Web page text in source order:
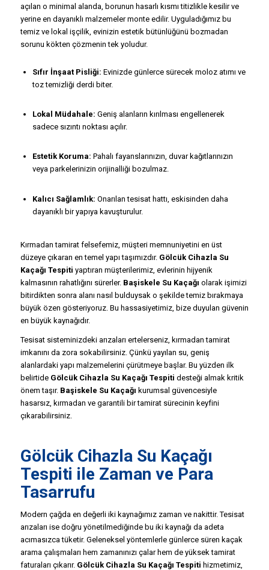
açılan o minimal alanda, borunun hasarlı kısmı titizlikle kesilir ve
yerine en dayanıklı malzemeler monte edilir. Uyguladığımız bu
temiz ve lokal işçilik, evinizin estetik bütünlüğünü bozmadan
sorunu kökten çözmenin tek yoludur.
Sıfır İnşaat Pisliği: Evinizde günlerce sürecek moloz atımı ve
toz temizliği derdi biter.
Lokal Müdahale: Geniş alanların kırılması engellenerek
sadece sızıntı noktası açılır.
Estetik Koruma: Pahalı fayanslarınızın, duvar kağıtlarınızın
veya parkelerinizin orijinalliği bozulmaz.
Kalıcı Sağlamlık: Onarılan tesisat hattı, eskisinden daha
dayanıklı bir yapıya kavuşturulur.
Kırmadan tamirat felsefemiz, müşteri memnuniyetini en üst
düzeye çıkaran en temel yapı taşımızdır. Gölcük Cihazla Su
Kaçağı Tespiti yaptıran müşterilerimiz, evlerinin hijyenik
kalmasının rahatlığını sürerler. Başiskele Su Kaçağı olarak işimizi
bitirdikten sonra alanı nasıl bulduysak o şekilde temiz bırakmaya
büyük özen gösteriyoruz. Bu hassasiyetimiz, bize duyulan güvenin
en büyük kaynağıdır.
Tesisat sisteminizdeki arızaları ertelerseniz, kırmadan tamirat
imkanını da zora sokabilirsiniz. Çünkü yayılan su, geniş
alanlardaki yapı malzemelerini çürütmeye başlar. Bu yüzden ilk
belirtide Gölcük Cihazla Su Kaçağı Tespiti desteği almak kritik
önem taşır. Başiskele Su Kaçağı kurumsal güvencesiyle
hasarsız, kırmadan ve garantili bir tamirat sürecinin keyfini
çıkarabilirsiniz.
Gölcük Cihazla Su Kaçağı
Tespiti ile Zaman ve Para
Tasarrufu
Modern çağda en değerli iki kaynağımız zaman ve nakittir. Tesisat
arızaları ise doğru yönetilmediğinde bu iki kaynağı da adeta
acımasızca tüketir. Geleneksel yöntemlerle günlerce süren kaçak
arama çalışmaları hem zamanınızı çalar hem de yüksek tamirat
faturaları çıkarır. Gölcük Cihazla Su Kaçağı Tespiti hizmetimiz,